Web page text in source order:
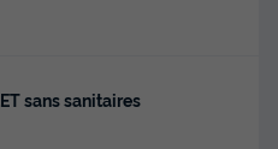
sans sanitaires